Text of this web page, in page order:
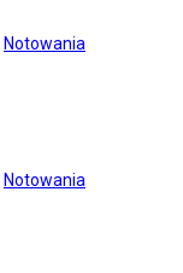
Notowania
Notowania